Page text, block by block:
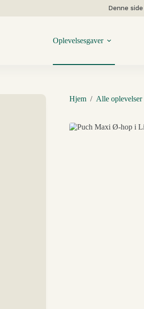
Denne
Oplevelsesgaver
Hjem / Alle oplevelser